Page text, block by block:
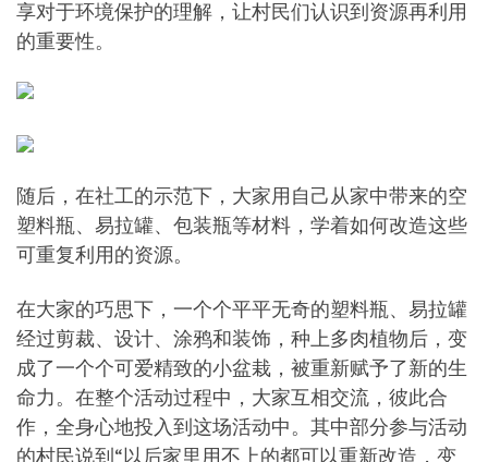
享对于环境保护的理解，让村民们认识到资源再利用
的重要性。
随后，在社工的示范下，大家用自己从家中带来的空
塑料瓶、易拉罐、包装瓶等材料，学着如何改造这些
可重复利用的资源。
在大家的巧思下，一个个平平无奇的塑料瓶、易拉罐
经过剪裁、设计、涂鸦和装饰，种上多肉植物后，变
成了一个个可爱精致的小盆栽，被重新赋予了新的生
命力。在整个活动过程中，大家互相交流，彼此合
作，全身心地投入到这场活动中。其中部分参与活动
的村民说到“以后家里用不上的都可以重新改造，变